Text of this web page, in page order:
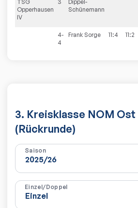
TSG
Opperhausen
IV
3
Dippel-
Schünemann
4-
4
Frank Sorge 11:4 11:2
3. Kreisklasse NOM Ost
(Rückrunde)
Saison
Einzel/Doppel